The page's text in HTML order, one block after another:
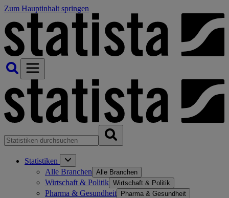
Zum Hauptinhalt springen
Statistiken
Alle Branchen Alle Branchen
Wirtschaft & Politik Wirtschaft & Politik
Pharma & Gesundheit Pharma & Gesundheit